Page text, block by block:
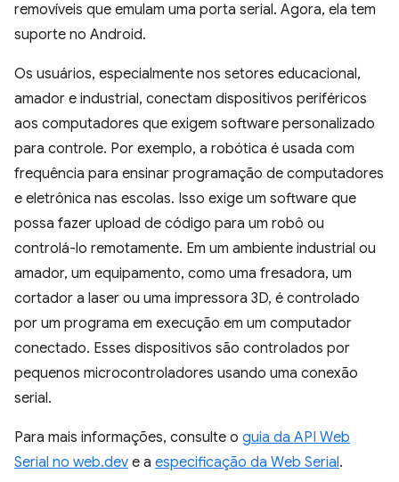
removíveis que emulam uma porta serial. Agora, ela tem
suporte no Android.
Os usuários, especialmente nos setores educacional,
amador e industrial, conectam dispositivos periféricos
aos computadores que exigem software personalizado
para controle. Por exemplo, a robótica é usada com
frequência para ensinar programação de computadores
e eletrônica nas escolas. Isso exige um software que
possa fazer upload de código para um robô ou
controlá-lo remotamente. Em um ambiente industrial ou
amador, um equipamento, como uma fresadora, um
cortador a laser ou uma impressora 3D, é controlado
por um programa em execução em um computador
conectado. Esses dispositivos são controlados por
pequenos microcontroladores usando uma conexão
serial.
Para mais informações, consulte o guia da API Web
Serial no web.dev e a especificação da Web Serial.